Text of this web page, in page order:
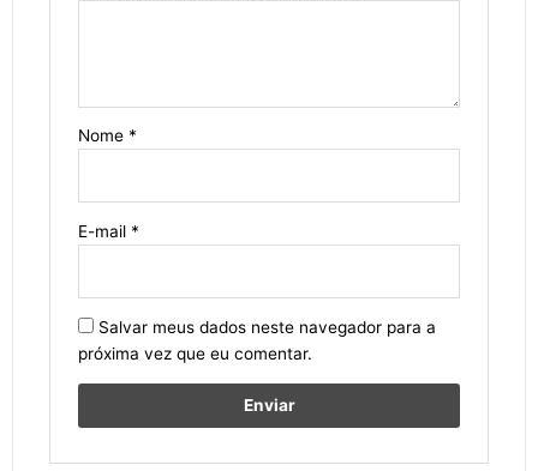
Nome *
E-mail *
Salvar meus dados neste navegador para a
próxima vez que eu comentar.